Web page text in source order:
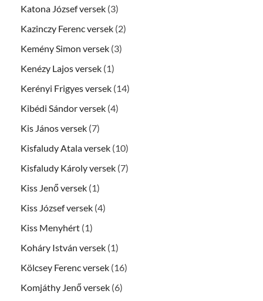
Katona József versek (3)
Kazinczy Ferenc versek (2)
Kemény Simon versek (3)
Kenézy Lajos versek (1)
Kerényi Frigyes versek (14)
Kibédi Sándor versek (4)
Kis János versek (7)
Kisfaludy Atala versek (10)
Kisfaludy Károly versek (7)
Kiss Jenő versek (1)
Kiss József versek (4)
Kiss Menyhért (1)
Koháry István versek (1)
Kölcsey Ferenc versek (16)
Komjáthy Jenő versek (6)